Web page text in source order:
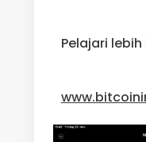
Pelajari